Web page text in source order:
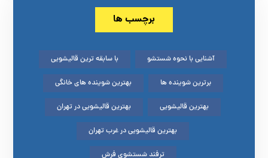
برچسب ها
آشنایی با نحوه شستشو با سابقه ترین قالیشویی
برترین شوینده ها بهترین شوینده های خانگی
بهترین قالیشویی بهترین قالیشویی در تهران
بهترین قالیشویی در غرب تهران
ترفند شستشوی فرش